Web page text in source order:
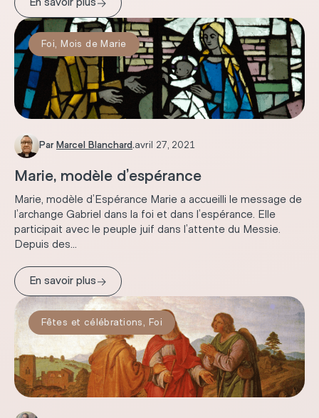
Foi Mois de Marie
Par Marcel Blanchard.avril 27, 2021
Marie, modèle d’espérance
Marie, modèle d’Espérance Marie a accueilli le message de
l’archange Gabriel dans la foi et dans l’espérance. Elle
participait avec le peuple juif dans l’attente du Messie.
Depuis des...
En savoir plus→
Fêtes et célébrations, Foi